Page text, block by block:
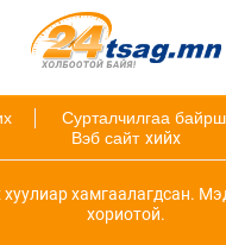
Сурталчилгаа
Вэб сайт хийх
хуулиар хамгаалагдсан.
хориотой.